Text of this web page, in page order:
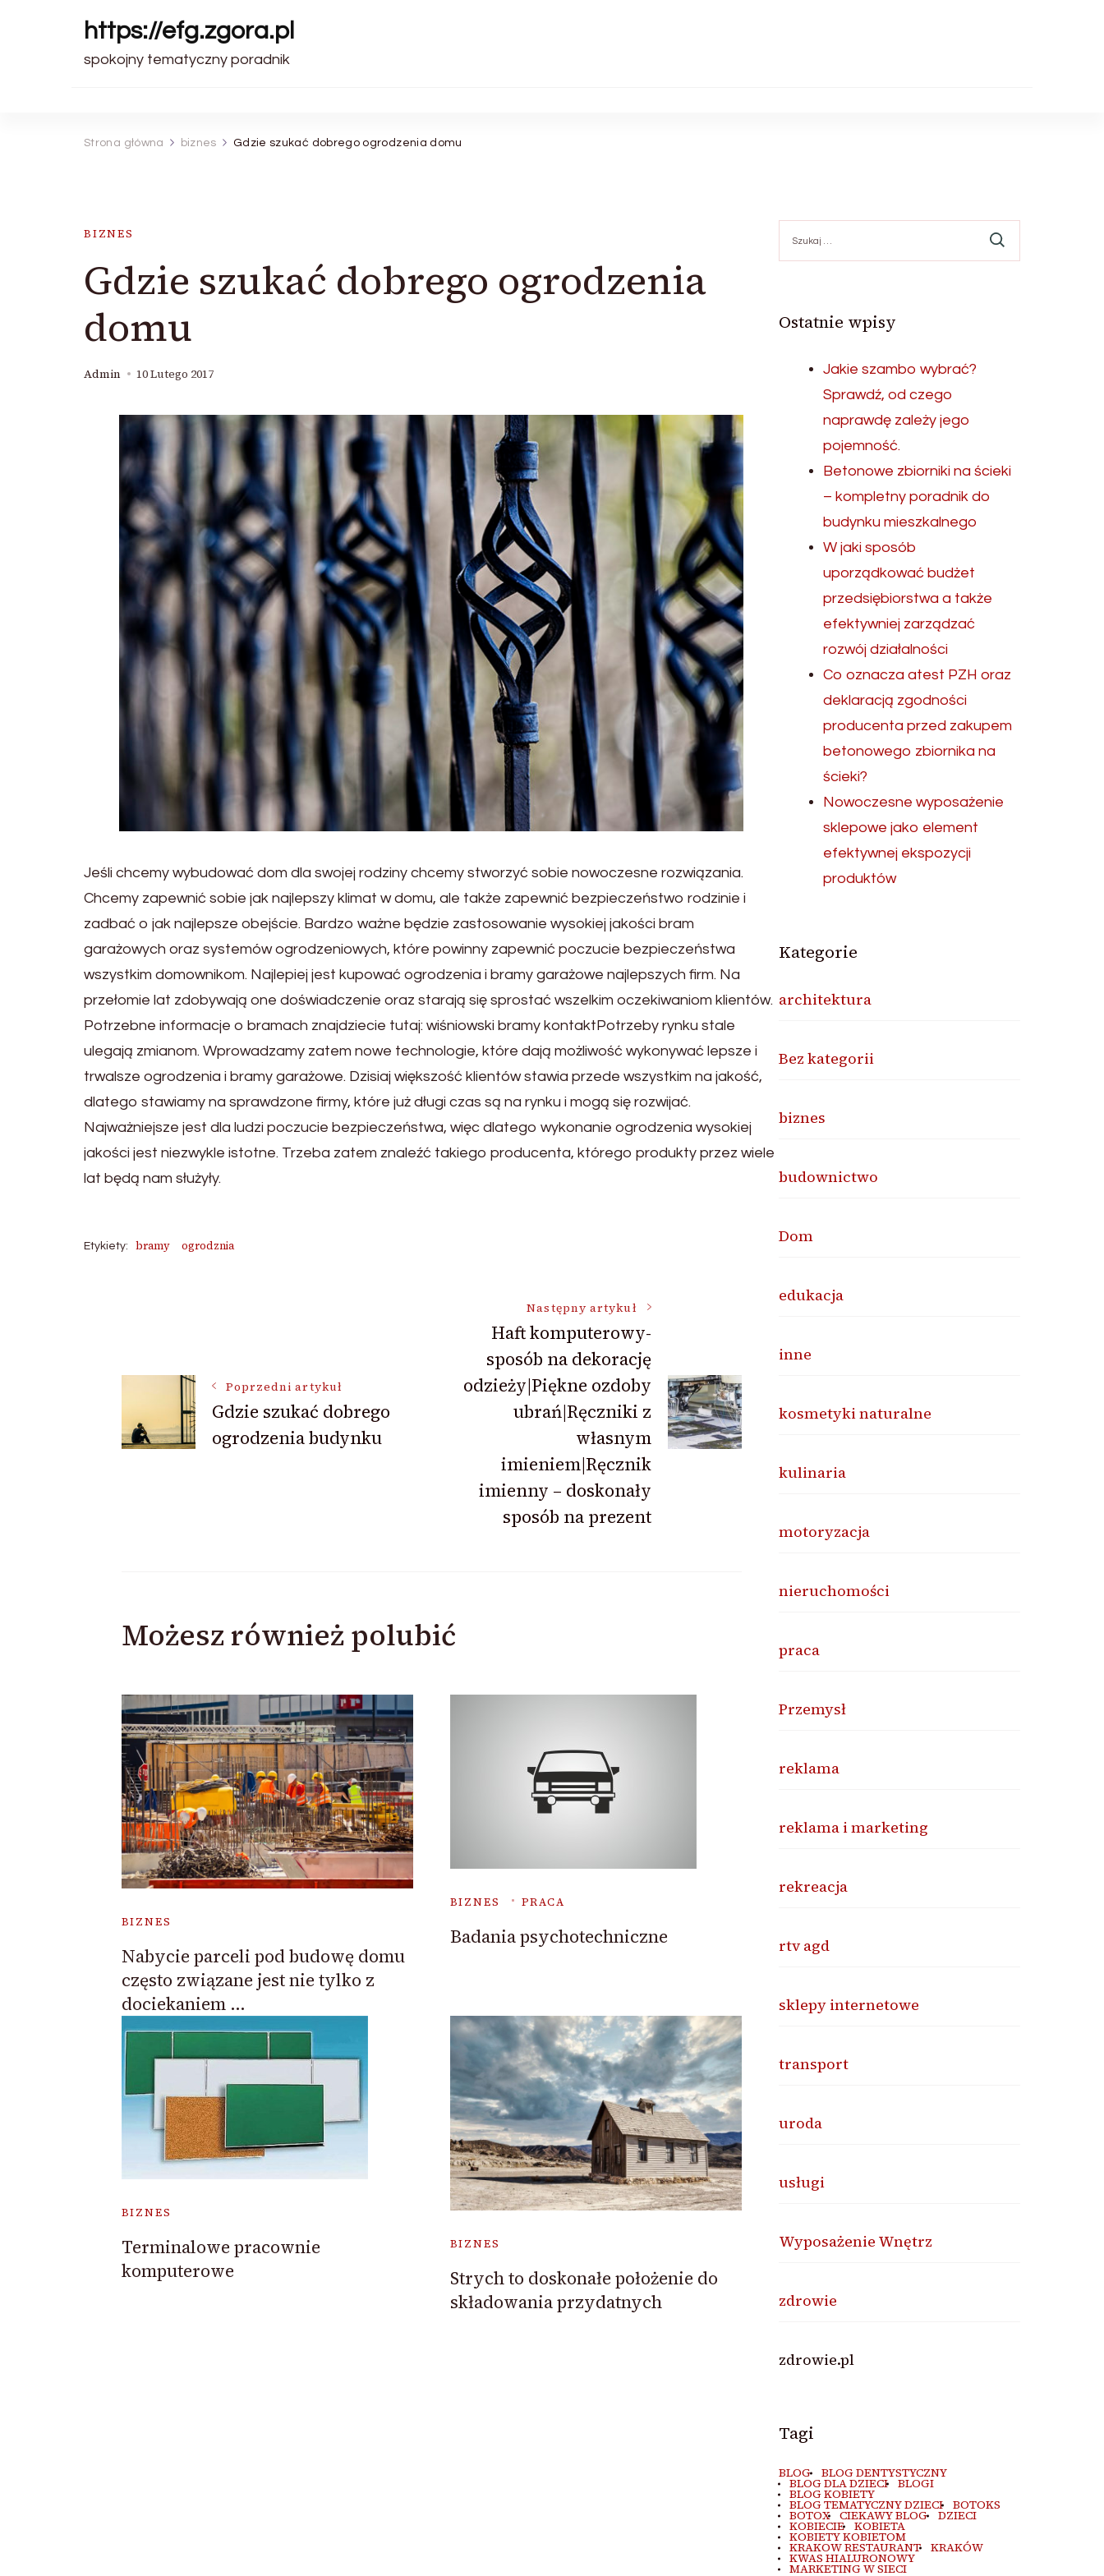
https://efg.zgora.pl
spokojny tematyczny poradnik
Strona główna biznes Gdzie szukać dobrego ogrodzenia domu
BIZNES
Gdzie szukać dobrego ogrodzenia
domu
Admin 10 Lutego 2017
Jeśli chcemy wybudować dom dla swojej rodziny chcemy stworzyć sobie nowoczesne rozwiązania.
Chcemy zapewnić sobie jak najlepszy klimat w domu, ale także zapewnić bezpieczeństwo rodzinie i
zadbać o jak najlepsze obejście. Bardzo ważne będzie zastosowanie wysokiej jakości bram
garażowych oraz systemów ogrodzeniowych, które powinny zapewnić poczucie bezpieczeństwa
wszystkim domownikom. Najlepiej jest kupować ogrodzenia i bramy garażowe najlepszych firm. Na
przełomie lat zdobywają one doświadczenie oraz starają się sprostać wszelkim oczekiwaniom klientów.
Potrzebne informacje o bramach znajdziecie tutaj: wiśniowski bramy kontaktPotrzeby rynku stale
ulegają zmianom. Wprowadzamy zatem nowe technologie, które dają możliwość wykonywać lepsze i
trwalsze ogrodzenia i bramy garażowe. Dzisiaj większość klientów stawia przede wszystkim na jakość,
dlatego stawiamy na sprawdzone firmy, które już długi czas są na rynku i mogą się rozwijać.
Najważniejsze jest dla ludzi poczucie bezpieczeństwa, więc dlatego wykonanie ogrodzenia wysokiej
jakości jest niezwykle istotne. Trzeba zatem znaleźć takiego producenta, którego produkty przez wiele
lat będą nam służyły.
Etykiety: bramy ogrodznia
wpisu
Poprzedni artykuł
Gdzie szukać dobrego
ogrodzenia budynku
Następny artykuł
Haft komputerowy-
sposób na dekorację
odzieży|Piękne ozdoby
ubrań|Ręczniki z
własnym
imieniem|Ręcznik
imienny – doskonały
sposób na prezent
Możesz również polubić
BIZNES
Nabycie parceli pod budowę domu
często związane jest nie tylko z
dociekaniem …
BIZNES PRACA
Badania psychotechniczne
BIZNES
Terminalowe pracownie
komputerowe
BIZNES
Strych to doskonałe położenie do
składowania przydatnych
Ostatnie wpisy
Jakie szambo wybrać?
Sprawdź, od czego
naprawdę zależy jego
pojemność.
Betonowe zbiorniki na ścieki
– kompletny poradnik do
budynku mieszkalnego
W jaki sposób
uporządkować budżet
przedsiębiorstwa a także
efektywniej zarządzać
rozwój działalności
Co oznacza atest PZH oraz
deklaracją zgodności
producenta przed zakupem
betonowego zbiornika na
ścieki?
Nowoczesne wyposażenie
sklepowe jako element
efektywnej ekspozycji
produktów
Kategorie
architektura
Bez kategorii
biznes
budownictwo
Dom
edukacja
inne
kosmetyki naturalne
kulinaria
motoryzacja
nieruchomości
praca
Przemysł
reklama
reklama i marketing
rekreacja
rtv agd
sklepy internetowe
transport
uroda
usługi
Wyposażenie Wnętrz
zdrowie
zdrowie.pl
Tagi
BLOG BLOG DENTYSTYCZNY
BLOG DLA DZIECI BLOGI
BLOG KOBIETY
BLOG TEMATYCZNY DZIECI BOTOKS
BOTOX CIEKAWY BLOG DZIECI
KOBIECIE KOBIETA
KOBIETY KOBIETOM
KRAKOW RESTAURANT KRAKÓW
KWAS HIALURONOWY
MARKETING W SIECI